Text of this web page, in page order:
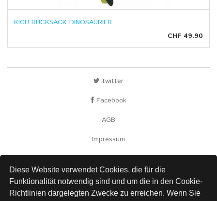
Diese Website verwendet Cookies, die für die
Funktionalität notwendig sind und um die in den Cookie-
Richtlinien dargelegten Zwecke zu erreichen. Wenn Sie
KIGU RUCKSACK DINOSAURIER
CHF 49.90
twitter
Facebook
AGB
Impressum
Kontakt
Links